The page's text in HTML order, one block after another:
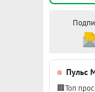
Пульс
🏢Топ